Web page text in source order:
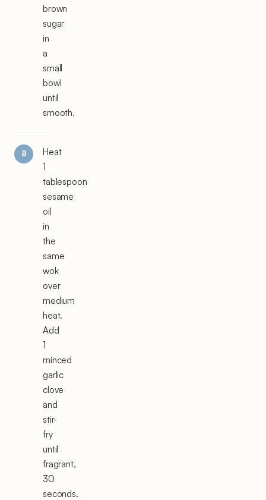
brown
sugar
in
a
small
bowl
until
smooth.
Heat
1
tablespoon
sesame
oil
in
the
same
wok
over
medium
heat.
Add
1
minced
garlic
clove
and
stir-
fry
until
fragrant,
30
seconds.